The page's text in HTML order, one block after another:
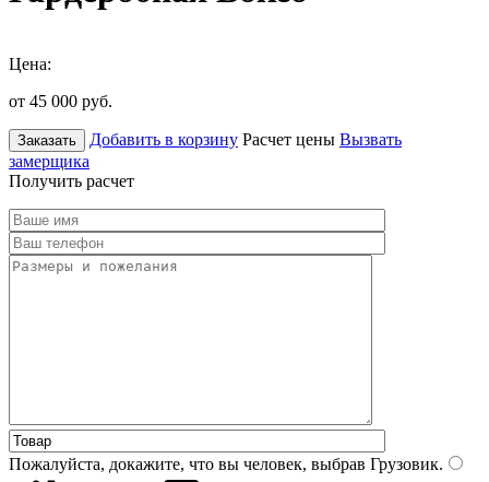
Цена:
от 45 000 руб.
Заказать Добавить в корзину Расчет цены Вызвать
замерщика
Получить расчет
Пожалуйста, докажите, что вы человек, выбрав Грузовик.